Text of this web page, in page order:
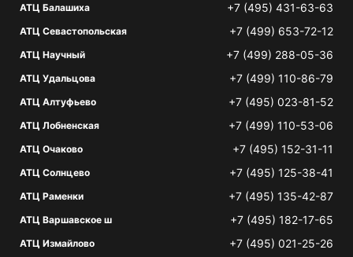
АТЦ Балашиха +7 (495) 431-63-63
АТЦ Севастопольская +7 (499) 653-72-12
АТЦ Научный +7 (499) 288-05-36
АТЦ Удальцова +7 (499) 110-86-79
АТЦ Алтуфьево +7 (495) 023-81-52
АТЦ Лобненская +7 (499) 110-53-06
АТЦ Очаково +7 (495) 152-31-11
АТЦ Солнцево +7 (495) 125-38-41
АТЦ Раменки +7 (495) 135-42-87
АТЦ Варшавское ш +7 (495) 182-17-65
АТЦ Измайлово +7 (495) 021-25-26